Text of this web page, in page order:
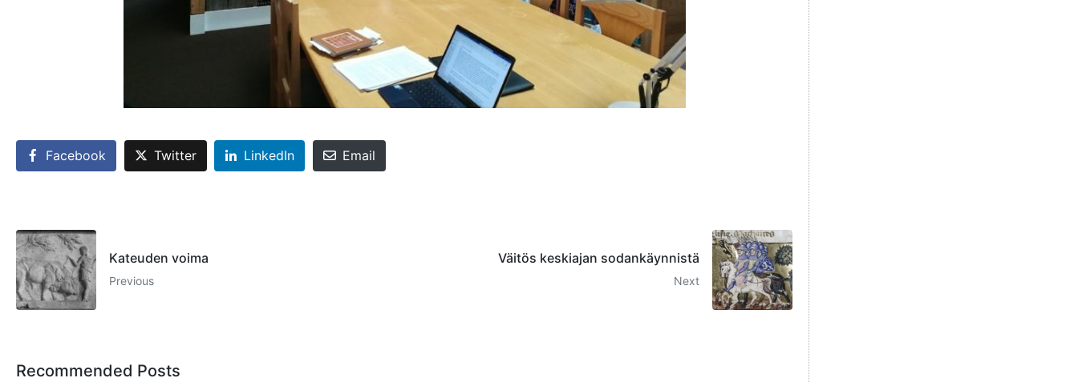
Facebook Twitter LinkedIn Email
Kateuden voima
Previous
Väitös keskiajan sodankäynnistä
Next
Recommended Posts